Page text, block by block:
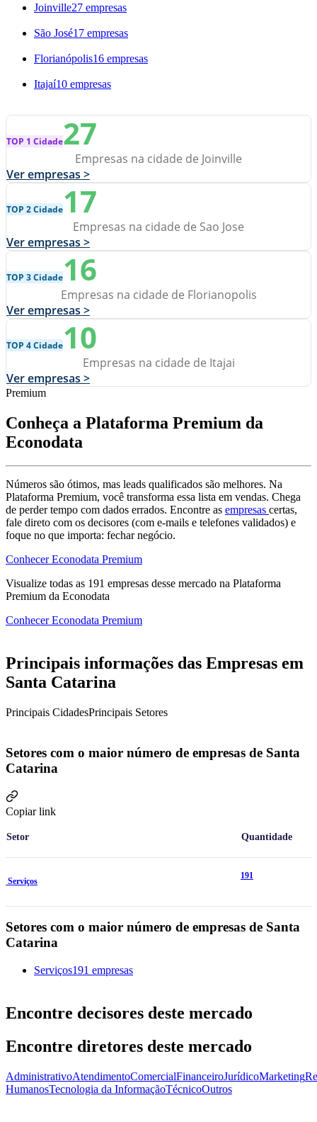
Joinville27 empresas
São José17 empresas
Florianópolis16 empresas
Itajaí10 empresas
TOP 1 Cidade27
Empresas na cidade de Joinville
Ver empresas >
TOP 2 Cidade17
Empresas na cidade de Sao Jose
Ver empresas >
TOP 3 Cidade16
Empresas na cidade de Florianopolis
Ver empresas >
TOP 4 Cidade10
Empresas na cidade de Itajai
Ver empresas >
Premium
Conheça a Plataforma Premium da
Econodata
Números são ótimos, mas leads qualificados são melhores. Na
Plataforma Premium, você transforma essa lista em vendas. Chega
de perder tempo com dados errados. Encontre as empresas certas,
fale direto com os decisores (com e-mails e telefones validados) e
foque no que importa: fechar negócio.
Conhecer Econodata Premium
Visualize todas as 191 empresas desse mercado na Plataforma
Premium da Econodata
Conhecer Econodata Premium
Principais informações das Empresas em
Santa Catarina
Principais CidadesPrincipais Setores
Setores com o maior número de empresas de Santa
Catarina
Copiar link
Setor Quantidade
Serviços
191
Setores com o maior número de empresas de Santa
Catarina
Serviços191 empresas
Encontre decisores deste mercado
Encontre diretores deste mercado
AdministrativoAtendimentoComercialFinanceiroJurídicoMarketing
HumanosTecnologia da InformaçãoTécnicoOutros